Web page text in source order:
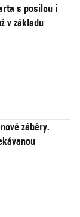
s posilou i
v základu
záběry.